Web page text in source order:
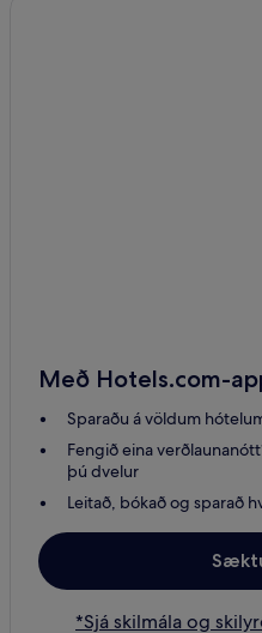
Með Hotels.com-
Sparaðu á völdum
Fengið eina
þú dvelur
Leitað, bókað og sparað
*Sjá skilmála og